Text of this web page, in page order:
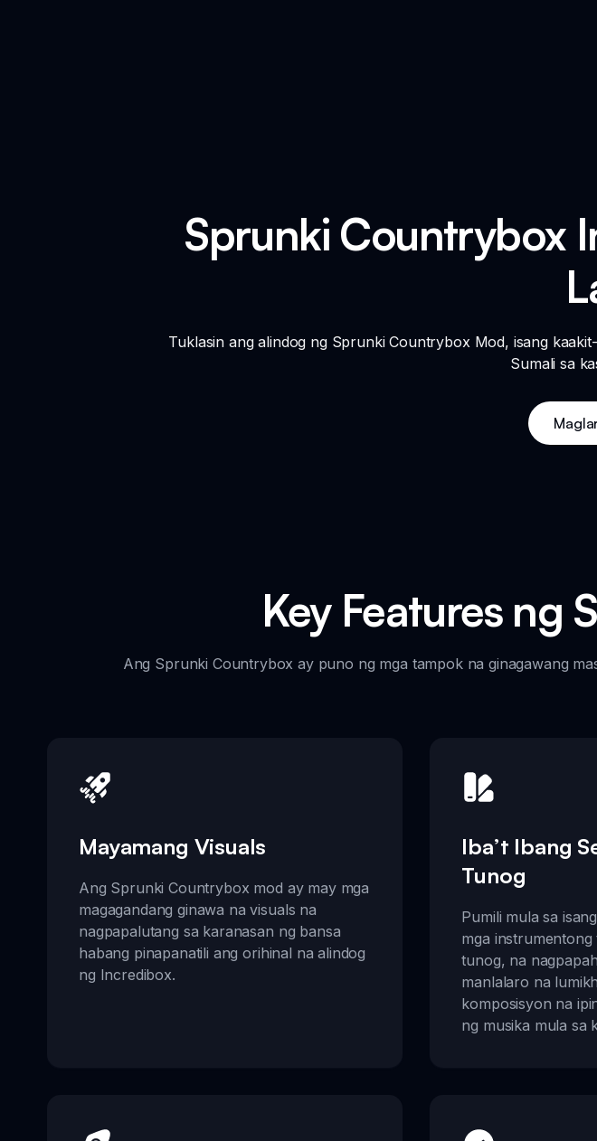
Sprunki Countrybox
Tuklasin ang alindog ng Sprunki Countrybox Mod, isang
Sumali sa
Key Features ng
Ang Sprunki Countrybox ay puno ng mga tampok na ginagawang
Mayamang Visuals
Ang Sprunki Countrybox mod ay may mga
magagandang ginawa na visuals na
nagpapalutang sa karanasan ng bansa
habang pinapanatili ang orihinal na alindog
ng Incredibox.
Iba’t Ibang
Tunog
Pumili mula sa
mga
tunog, na
manlalaro na
komposisyon na
ng musika mula sa